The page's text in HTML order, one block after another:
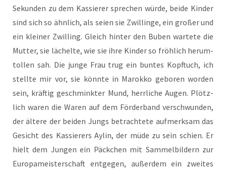
Sekun­den zu dem Kas­sie­rer spre­chen wür­de, bei­de Kin­der
sind sich so ähn­lich, als sei­en sie Zwil­lin­ge, ein gro­ßer und
ein klei­ner Zwil­ling. Gleich hin­ter den Buben war­te­te die
Mut­ter, sie lächel­te, wie sie ihre Kin­der so fröh­lich her­um­
tol­len sah. Die jun­ge Frau trug ein bun­tes Kopf­tuch, ich
stell­te mir vor, sie könn­te in Marok­ko gebo­ren wor­den
sein, kräf­tig geschmink­ter Mund, herr­li­che Augen. Plötz­
lich waren die Waren auf dem För­der­band ver­schwun­den,
der älte­re der bei­den Jungs betrach­te­te auf­merk­sam das
Gesicht des Kas­sie­rers Aylin, der müde zu sein schien. Er
hielt dem Jun­gen ein Päck­chen mit Sam­mel­bil­dern zur
Euro­pa­meis­ter­schaft ent­ge­gen, außer­dem ein zwei­tes